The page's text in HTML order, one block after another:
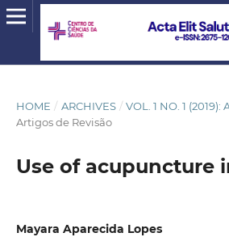
HOME / ARCHIVES / VOL. 1 NO. 1 (2019):
Artigos de Revisão
Use of acupuncture
Mayara Aparecida Lopes